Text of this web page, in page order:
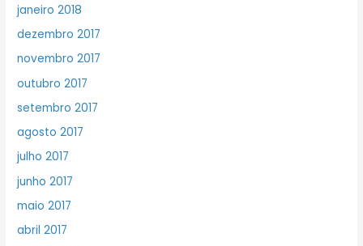
janeiro 2018
dezembro 2017
novembro 2017
outubro 2017
setembro 2017
agosto 2017
julho 2017
junho 2017
maio 2017
abril 2017